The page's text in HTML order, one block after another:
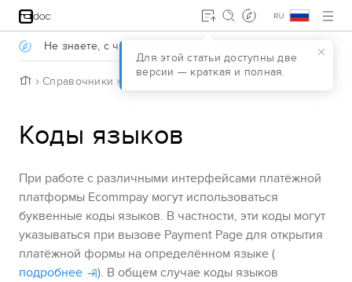
Jump to main content
Для этой статьи доступны две
версии — краткая и полная.
. Не знаете, с чего начать?
H
Справочники Коды языков
Коды языков
При работе с различными интерфейсами платёжной
платформы Ecommpay могут использоваться
буквенные коды языков. В частности, эти коды могут
указываться при вызове Payment Page для открытия
платёжной формы на определённом языке (
подробнее
). В общем случае коды языков